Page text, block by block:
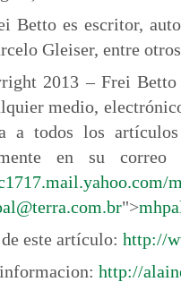
Betto es escritor,
Gleiser, entre
2013 – Frei
medio,
a todos los
en su correo
">
este artículo: http://
http://